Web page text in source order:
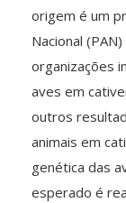
origem é um
Nacional
organizações
aves em
outros
animais em
genética das
esperado é